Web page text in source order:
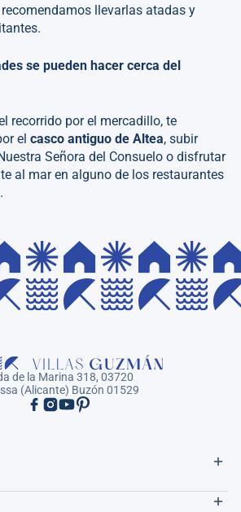
llevarlas atadas y
se pueden hacer cerca del
recorrido por el mercadillo, te
el casco antiguo de Altea, subir
Señora del Consuelo o disfrutar
al mar en alguno de los restaurantes
de la Marina 318, 03720
(Alicante) Buzón 01529